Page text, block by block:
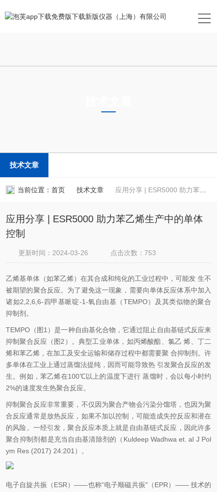
技术文章
当前位置： 首页 技术文章 应用分享 | ESR5000 助力苯乙烯生产中的单体控制
应用分享 | ESR5000 助力苯乙烯生产中的单体
控制
更新时间：2024-03-26 点击次数：753
乙烯基单体（如苯乙烯）在其合成和纯化的工业过程中，可能发 生不
被期望的聚合反应。为了避免这一现象，需要向单体反应体系中加入
诸如2,2,6,6-四甲基哌啶-1-氧自由基（TEMPO）及其类似物的聚合
抑制剂。
TEMPO（图1）是一种自由基化合物，它通过阻止自由基链式反应来
抑制聚合反应（图2）。典型工业单体，如丙烯酸酯、氯乙 烯、丁二
烯和苯乙烯，在加工及安全运输和储存过程中都需要聚 合抑制剂。许
多单体在工业上通过蒸馏法提纯，因而可能导致热 引发聚合反应的发
生。例如，苯乙烯在100℃以上的温度下进行 蒸馏时，会以每小时约
2%的速度发生热聚合反应。
抑制聚合反应非常重要，不仅因为聚合产物会污染分馏塔，也因为聚
合反应通常是放热反应，如果不加以控制，可能造成失控反应和潜在
的风险。一经引发，聚合反应本质上就是自由基链式反应，因此许多
聚合抑制剂都是充当自由基清除剂的（Kuldeep Wadhwa et. al J Pol
ym Res (2017) 24:201）。
电子自旋共振（ESR）——也称“电子顺磁共振"（EPR）—— 技术的